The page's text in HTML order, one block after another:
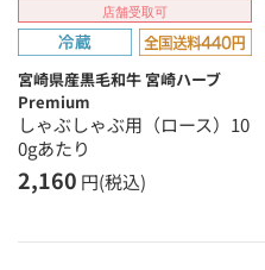
店舗受取可
宮崎県産黒毛和牛 宮崎ハーブ
Premium
しゃぶしゃぶ用（ロース）10
0gあたり
2,160 円(税込)